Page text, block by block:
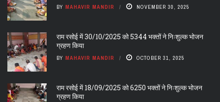
BY MAHAVIR MANDIR NOVEMBER 30, 2025
राम रसोई में 30/10/2025 को 5344 भक्तों ने निःशुल्क भोजन
ग्रहण किया
BY MAHAVIR MANDIR OCTOBER 31, 2025
राम रसोई में 18/09/2025 को 6250 भक्तों ने निःशुल्क भोजन
ग्रहण किया